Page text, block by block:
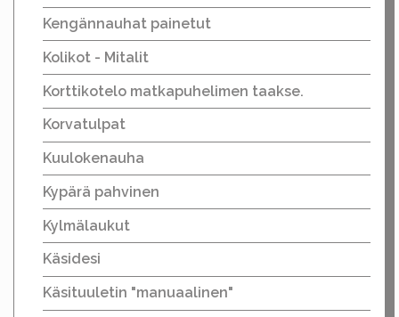
Kengännauhat painetut
Kolikot - Mitalit
Korttikotelo matkapuhelimen taakse.
Korvatulpat
Kuulokenauha
Kypärä pahvinen
Kylmälaukut
Käsidesi
Käsituuletin "manuaalinen"